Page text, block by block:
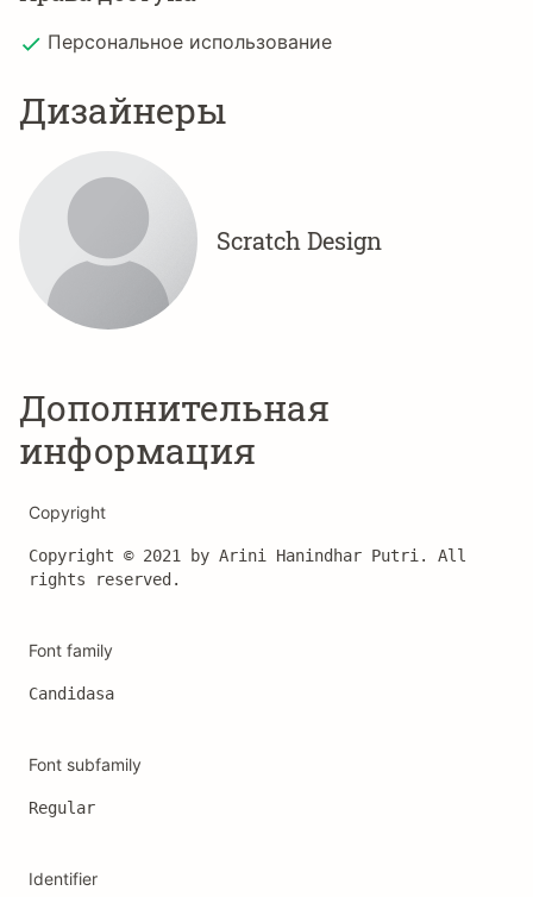
Персональное использование
Дизайнеры
Scratch Design
Дополнительная
информация
Copyright
Copyright © 2021 by Arini Hanindhar Putri. All
rights reserved.
Font family
Candidasa
Font subfamily
Regular
Identifier